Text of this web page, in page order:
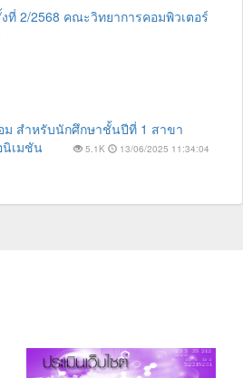
ที่ 2/2568 คณะวิทยาการคอมพิวเตอร์
ม สำหรับนักศึกษาชั้นปีที่ 1 สาขา
นิเมชัน
5.1K 13/06/2025 11:34:04